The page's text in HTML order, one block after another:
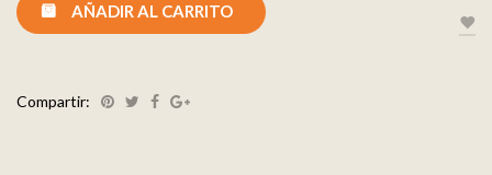
AÑADIR AL CARRITO
Compartir: